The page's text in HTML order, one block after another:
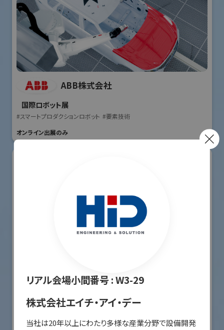
リアル会場小間番号 :W3-29
株式会社エイチ・アイ・デー
当社は20年以上にわたり多様な産業分野で設備開発
ABB株式会社
国際ロボット展
#スマートプロダクションロボット #要素技術
オンライン出展のみ
オリエンタルモーター株式会社
#スマートプロダクションロボット #要素技術